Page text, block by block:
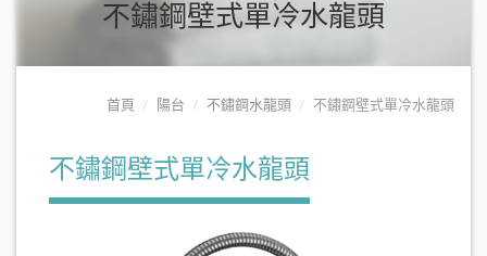
不鏽鋼壁式單冷水龍頭
首頁 陽台 不鏽鋼水龍頭 不鏽鋼壁式單冷水龍頭
不鏽鋼壁式單冷水龍頭